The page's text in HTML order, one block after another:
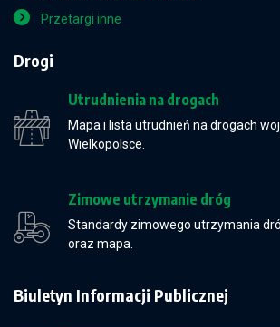
Przetargi inne
Drogi
Utrudnienia na drogach
Mapa i lista utrudnień na drogach
Wielkopolsce.
Zimowe utrzymanie dróg
Standardy zimowego utrzymania
oraz mapa.
Biuletyn Informacji Publicznej